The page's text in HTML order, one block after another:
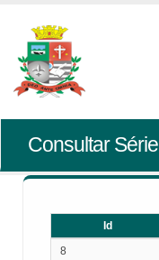
Consultar Série
Id
8